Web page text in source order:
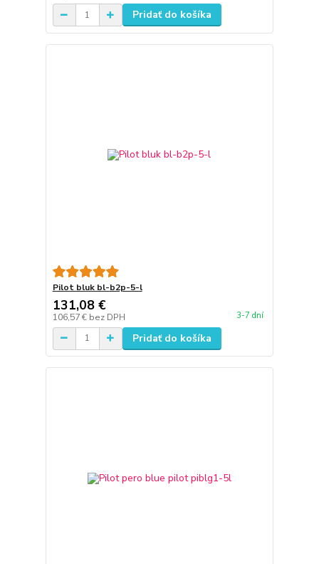
Pridať do košíka
Pilot bluk bl-b2p-5-l
131,08 €
106,57 € bez DPH 3-7 dní
Pridať do košíka